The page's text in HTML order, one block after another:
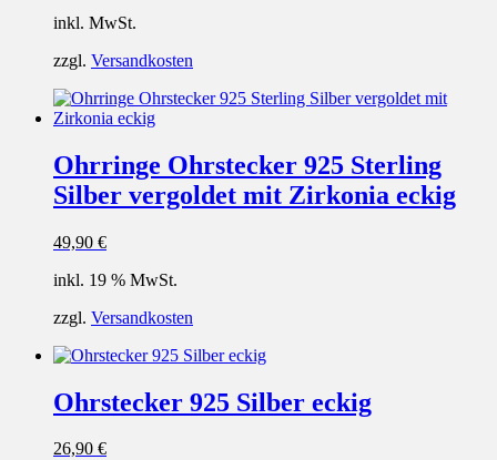
inkl. MwSt.
zzgl. Versandkosten
Ohrringe Ohrstecker 925 Sterling
Silber vergoldet mit Zirkonia eckig
49,90 €
inkl. 19 % MwSt.
zzgl. Versandkosten
Ohrstecker 925 Silber eckig
26,90 €